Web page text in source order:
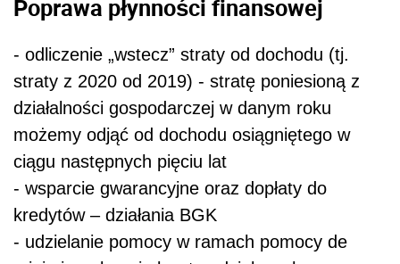
Poprawa płynności finansowej
- odliczenie „wstecz” straty od dochodu (tj.
straty z 2020 od 2019) - stratę poniesioną z
działalności gospodarczej w danym roku
możemy odjąć od dochodu osiągniętego w
ciągu następnych pięciu lat
- wsparcie gwarancyjne oraz dopłaty do
kredytów – działania BGK
- udzielanie pomocy w ramach pomocy de